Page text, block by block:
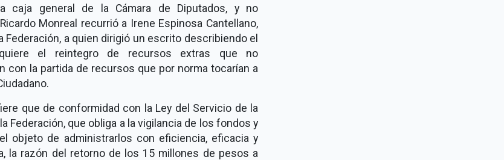
caja general de la Cámara de Diputados, y no
Monreal recurrió a Irene Espinosa Cantellano,
Federación, a quien dirigió un escrito describiendo el
el reintegro de recursos extras que no
con la partida de recursos que por norma tocarían a
que de conformidad con la Ley del Servicio de la
Federación, que obliga a la vigilancia de los fondos y
objeto de administrarlos con eficiencia, eficacia y
la razón del retorno de los 15 millones de pesos a